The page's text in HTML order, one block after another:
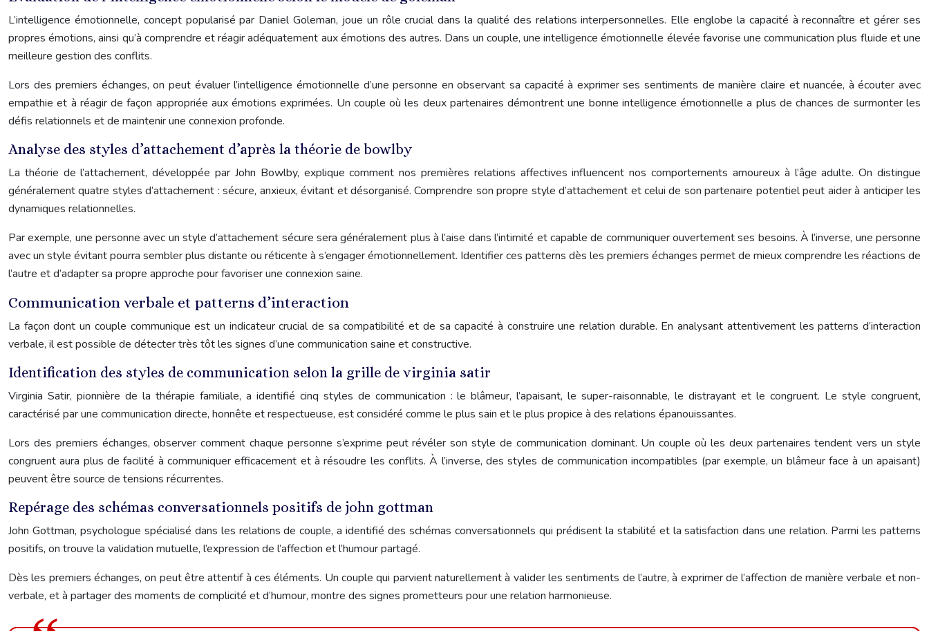
L’intelligence émotionnelle, concept popularisé par Daniel Goleman, joue un rôle crucial dans la qualité des relations interpersonnelles. Elle englobe la capacité à reconnaître et gérer ses
propres émotions, ainsi qu’à comprendre et réagir adéquatement aux émotions des autres. Dans un couple, une intelligence émotionnelle élevée favorise une communication plus fluide et une
meilleure gestion des conflits.
Lors des premiers échanges, on peut évaluer l’intelligence émotionnelle d’une personne en observant sa capacité à exprimer ses sentiments de manière claire et nuancée, à écouter avec
empathie et à réagir de façon appropriée aux émotions exprimées. Un couple où les deux partenaires démontrent une bonne intelligence émotionnelle a plus de chances de surmonter les
défis relationnels et de maintenir une connexion profonde.
Analyse des styles d’attachement d’après la théorie de bowlby
La théorie de l’attachement, développée par John Bowlby, explique comment nos premières relations affectives influencent nos comportements amoureux à l’âge adulte. On distingue
généralement quatre styles d’attachement : sécure, anxieux, évitant et désorganisé. Comprendre son propre style d’attachement et celui de son partenaire potentiel peut aider à anticiper les
dynamiques relationnelles.
Par exemple, une personne avec un style d’attachement sécure sera généralement plus à l’aise dans l’intimité et capable de communiquer ouvertement ses besoins. À l’inverse, une personne
avec un style évitant pourra sembler plus distante ou réticente à s’engager émotionnellement. Identifier ces patterns dès les premiers échanges permet de mieux comprendre les réactions de
l’autre et d’adapter sa propre approche pour favoriser une connexion saine.
Communication verbale et patterns d’interaction
La façon dont un couple communique est un indicateur crucial de sa compatibilité et de sa capacité à construire une relation durable. En analysant attentivement les patterns d’interaction
verbale, il est possible de détecter très tôt les signes d’une communication saine et constructive.
Identification des styles de communication selon la grille de virginia satir
Virginia Satir, pionnière de la thérapie familiale, a identifié cinq styles de communication : le blâmeur, l’apaisant, le super-raisonnable, le distrayant et le congruent. Le style congruent,
caractérisé par une communication directe, honnête et respectueuse, est considéré comme le plus sain et le plus propice à des relations épanouissantes.
Lors des premiers échanges, observer comment chaque personne s’exprime peut révéler son style de communication dominant. Un couple où les deux partenaires tendent vers un style
congruent aura plus de facilité à communiquer efficacement et à résoudre les conflits. À l’inverse, des styles de communication incompatibles (par exemple, un blâmeur face à un apaisant)
peuvent être source de tensions récurrentes.
Repérage des schémas conversationnels positifs de john gottman
John Gottman, psychologue spécialisé dans les relations de couple, a identifié des schémas conversationnels qui prédisent la stabilité et la satisfaction dans une relation. Parmi les patterns
positifs, on trouve la validation mutuelle, l’expression de l’affection et l’humour partagé.
Dès les premiers échanges, on peut être attentif à ces éléments. Un couple qui parvient naturellement à valider les sentiments de l’autre, à exprimer de l’affection de manière verbale et non-
verbale, et à partager des moments de complicité et d’humour, montre des signes prometteurs pour une relation harmonieuse.